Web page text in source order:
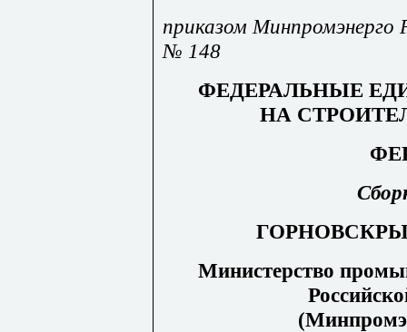
приказом Минпромэнерго
№ 148
ФЕДЕРАЛЬНЫЕ
НА
Министерство